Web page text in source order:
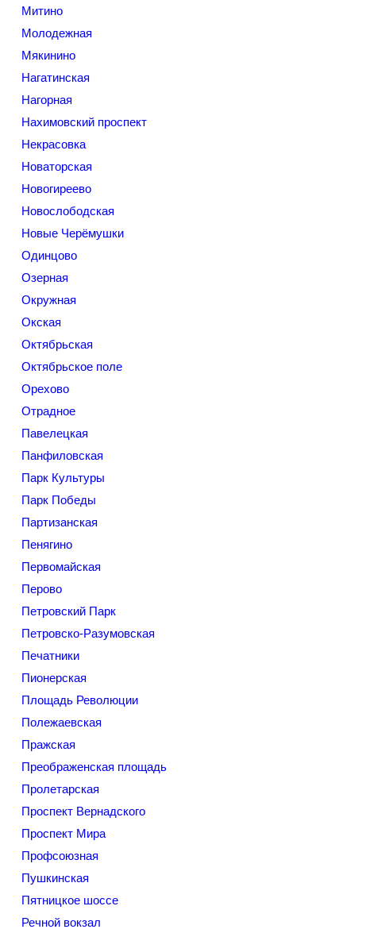
Митино
Молодежная
Мякинино
Нагатинская
Нагорная
Нахимовский проспект
Некрасовка
Новаторская
Новогиреево
Новослободская
Новые Черёмушки
Одинцово
Озерная
Окружная
Окская
Октябрьская
Октябрьское поле
Орехово
Отрадное
Павелецкая
Панфиловская
Парк Культуры
Парк Победы
Партизанская
Пенягино
Первомайская
Перово
Петровский Парк
Петровско-Разумовская
Печатники
Пионерская
Площадь Революции
Полежаевская
Пражская
Преображенская площадь
Пролетарская
Проспект Вернадского
Проспект Мира
Профсоюзная
Пушкинская
Пятницкое шоссе
Речной вокзал